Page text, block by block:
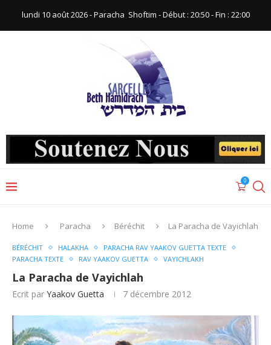
lundi 10 août 2026 - Paracha ‪ Shoftim‬ - Début : 20:50‬ - Fin : ‪22:00‬
0
Home Paracha Béréchit La Paracha de Vayichlah
BÉRÉCHIT HALAKHA
PARACHA RAV YAAKOV GUETTA TEXTE
PARACHA TEXTE
RAV YAAKOV GUETTA VAYICHLAKH
La Paracha de Vayichlah
Ecrit par Yaakov Guetta 7 décembre 2012